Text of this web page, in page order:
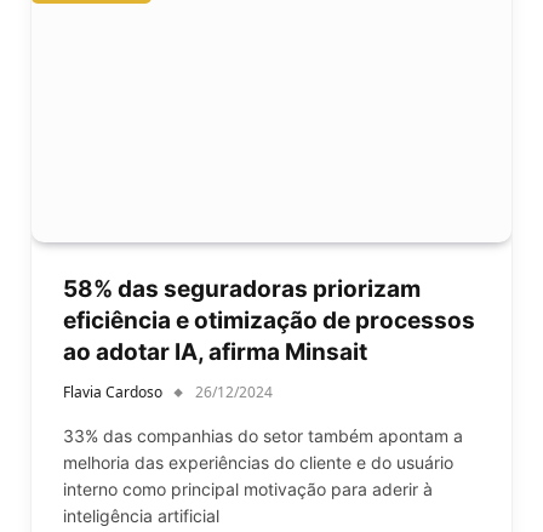
58% das seguradoras priorizam
eficiência e otimização de processos
ao adotar IA, afirma Minsait
Flavia Cardoso 26/12/2024
33% das companhias do setor também apontam a
melhoria das experiências do cliente e do usuário
interno como principal motivação para aderir à
inteligência artificial